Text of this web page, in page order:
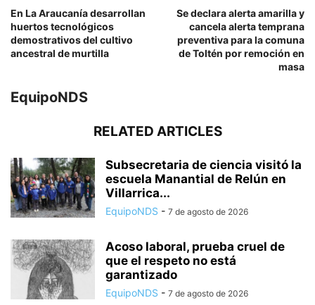
En La Araucanía desarrollan
huertos tecnológicos
demostrativos del cultivo
ancestral de murtilla
Se declara alerta amarilla y
cancela alerta temprana
preventiva para la comuna
de Toltén por remoción en
masa
EquipoNDS
RELATED ARTICLES
Subsecretaria de ciencia visitó la
escuela Manantial de Relún en
Villarrica...
EquipoNDS - 7 de agosto de 2026
Acoso laboral, prueba cruel de
que el respeto no está
garantizado
EquipoNDS - 7 de agosto de 2026